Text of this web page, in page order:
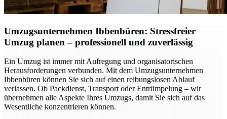
Umzugsunternehmen Ibbenbüren: Stressfreier
Umzug planen – professionell und zuverlässig
Ein Umzug ist immer mit Aufregung und organisatorischen
Herausforderungen verbunden. Mit dem Umzugsunternehmen
Ibbenbüren können Sie sich auf einen reibungslosen Ablauf
verlassen. Ob Packdienst, Transport oder Entrümpelung – wir
übernehmen alle Aspekte Ihres Umzugs, damit Sie sich auf das
Wesentliche konzentrieren können.